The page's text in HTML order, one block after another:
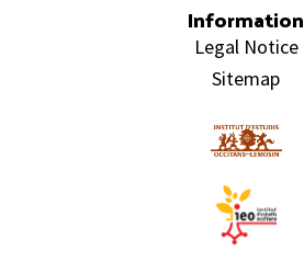
Information
Legal Notice
Sitemap